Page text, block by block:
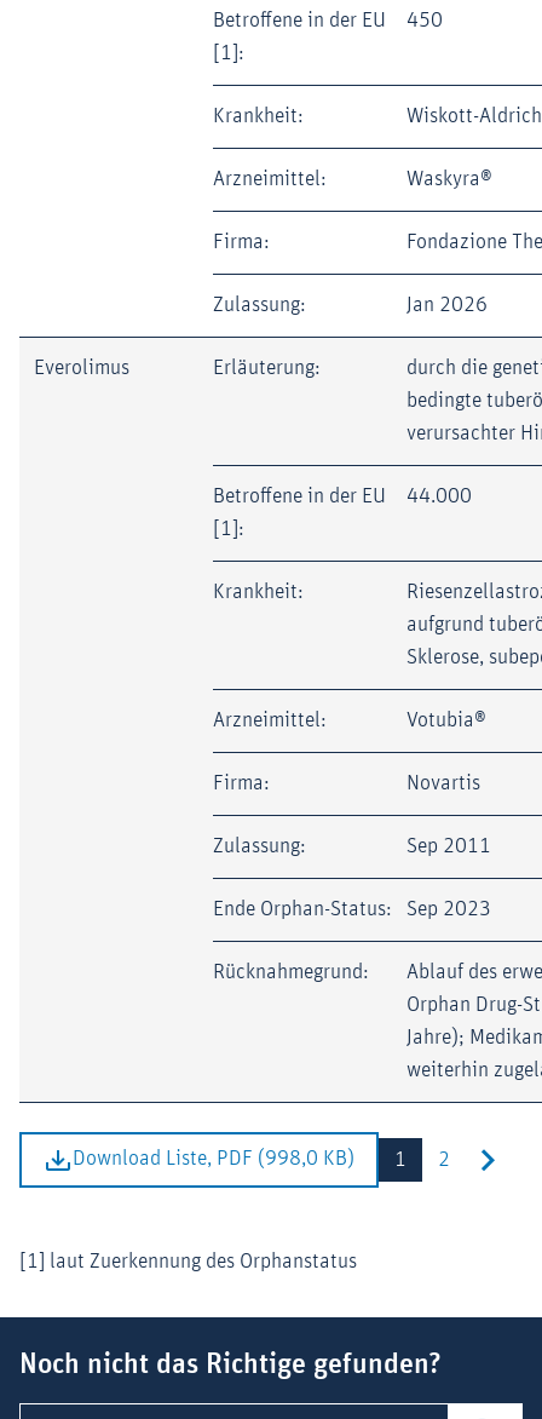
Betroffene in der EU
[1]:
450
Krankheit: Wiskott-
Arzneimittel: Waskyra®
Firma: Fondazione
Zulassung: Jan 2026
Everolimus Erläuterung:
durch die
bedingte
verursachter
Betroffene in der EU
[1]:
44.000
Krankheit:
aufgrund
Sklerose,
Arzneimittel: Votubia®
Firma: Novartis
Zulassung: Sep 2011
Ende Orphan-Status: Sep 2023
Rücknahmegrund:
Ablauf des
Orphan Drug-
Jahre);
weiterhin
Download Liste, PDF (998,0 KB) 1 2
[1] laut Zuerkennung des Orphanstatus
Noch nicht das Richtige gefunden?